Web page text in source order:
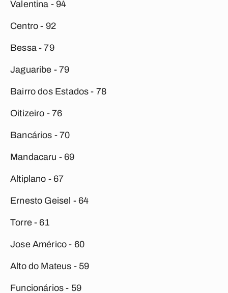
Valentina - 94
Centro - 92
Bessa - 79
Jaguaribe - 79
Bairro dos Estados - 78
Oitizeiro - 76
Bancários - 70
Mandacaru - 69
Altiplano - 67
Ernesto Geisel - 64
Torre - 61
Jose Américo - 60
Alto do Mateus - 59
Funcionários - 59